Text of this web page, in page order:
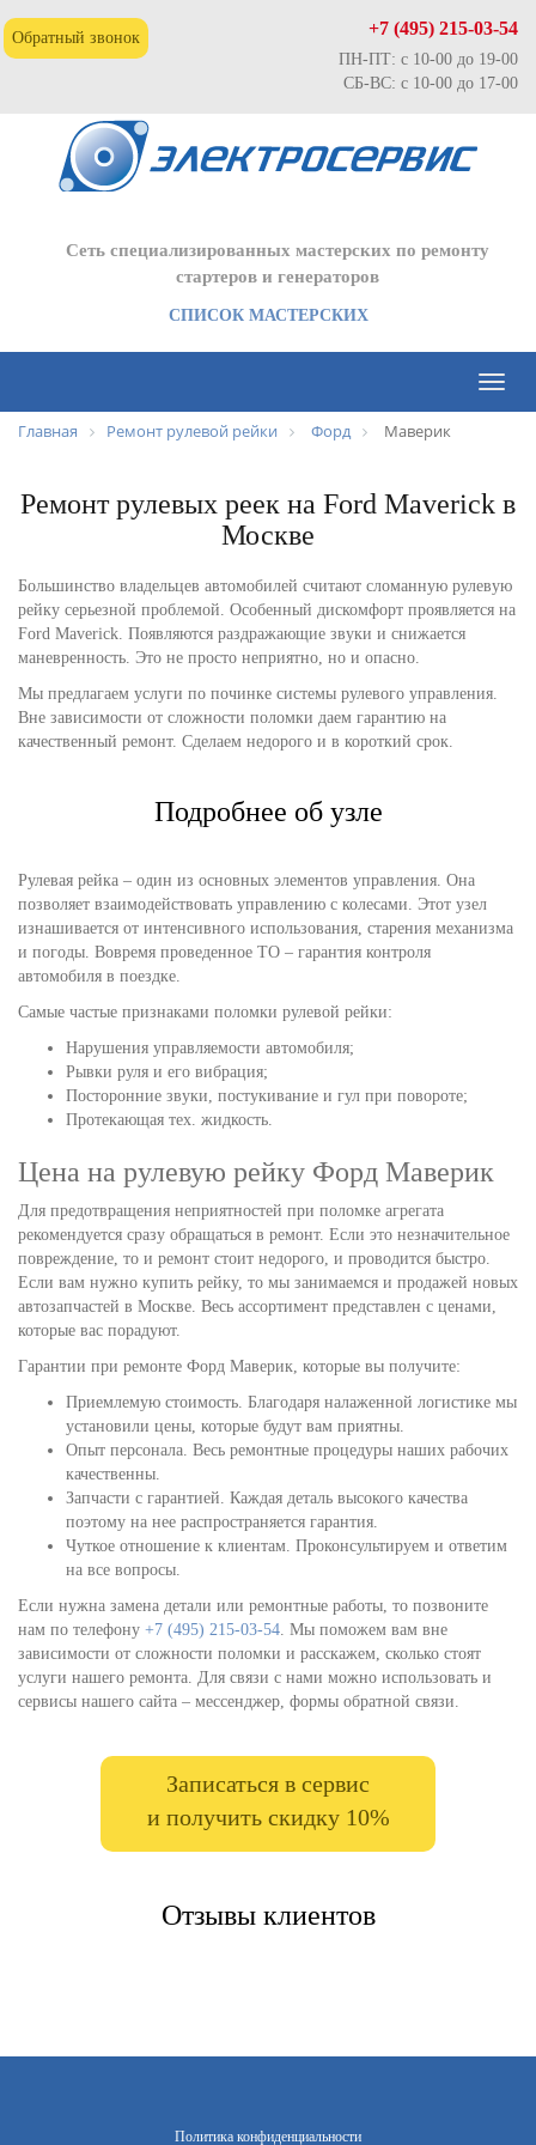
Обратный звонок +7 (495) 215-03-54
ПН-ПТ: с 10-00 до 19-00
СБ-ВС: с 10-00 до 17-00
Сеть специализированных мастерских по ремонту
стартеров и генераторов
СПИСОК МАСТЕРСКИХ
Toggle
Главная Ремонт рулевой рейки Форд Маверик
Ремонт рулевых реек на Ford Maverick в
Москве
Большинство владельцев автомобилей считают сломанную рулевую
рейку серьезной проблемой. Особенный дискомфорт проявляется на
Ford Maverick. Появляются раздражающие звуки и снижается
маневренность. Это не просто неприятно, но и опасно.
Мы предлагаем услуги по починке системы рулевого управления.
Вне зависимости от сложности поломки даем гарантию на
качественный ремонт. Сделаем недорого и в короткий срок.
Подробнее об узле
Рулевая рейка – один из основных элементов управления. Она
позволяет взаимодействовать управлению с колесами. Этот узел
изнашивается от интенсивного использования, старения механизма
и погоды. Вовремя проведенное ТО – гарантия контроля
автомобиля в поездке.
Самые частые признаками поломки рулевой рейки:
Нарушения управляемости автомобиля;
Рывки руля и его вибрация;
Посторонние звуки, постукивание и гул при повороте;
Протекающая тех. жидкость.
Цена на рулевую рейку Форд Маверик
Для предотвращения неприятностей при поломке агрегата
рекомендуется сразу обращаться в ремонт. Если это незначительное
повреждение, то и ремонт стоит недорого, и проводится быстро.
Если вам нужно купить рейку, то мы занимаемся и продажей новых
автозапчастей в Москве. Весь ассортимент представлен с ценами,
которые вас порадуют.
Гарантии при ремонте Форд Маверик, которые вы получите:
Приемлемую стоимость. Благодаря налаженной логистике мы
установили цены, которые будут вам приятны.
Опыт персонала. Весь ремонтные процедуры наших рабочих
качественны.
Запчасти с гарантией. Каждая деталь высокого качества
поэтому на нее распространяется гарантия.
Чуткое отношение к клиентам. Проконсультируем и ответим
на все вопросы.
Если нужна замена детали или ремонтные работы, то позвоните
нам по телефону +7 (495) 215-03-54. Мы поможем вам вне
зависимости от сложности поломки и расскажем, сколько стоят
услуги нашего ремонта. Для связи с нами можно использовать и
сервисы нашего сайта – мессенджер, формы обратной связи.
Записаться в сервис
и получить скидку 10%
Отзывы клиентов
Политика конфиденциальности